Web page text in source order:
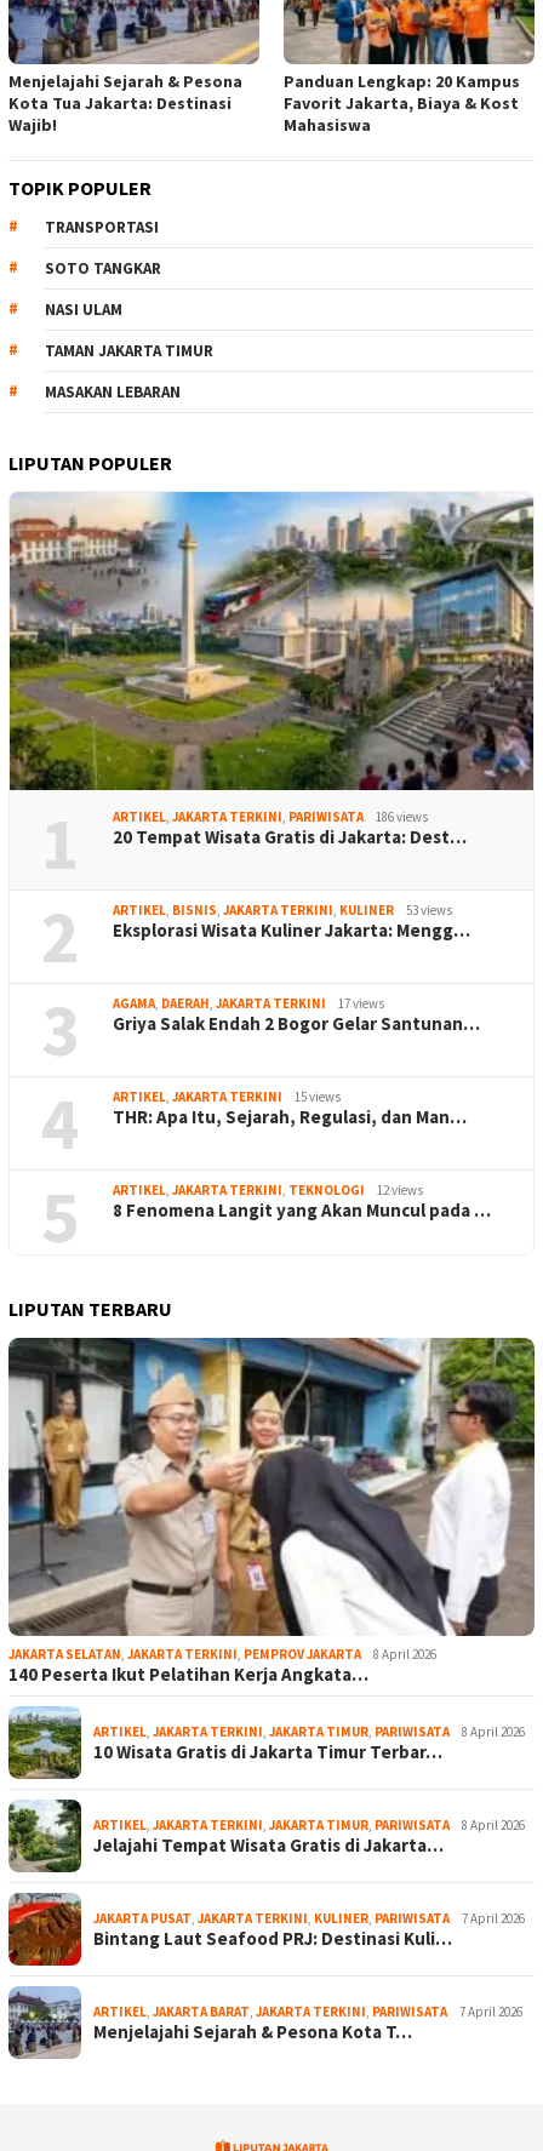
Menjelajahi Sejarah & Pesona
Kota Tua Jakarta: Destinasi
Wajib!
Panduan Lengkap: 20 Kampus
Favorit Jakarta, Biaya & Kost
Mahasiswa
TOPIK POPULER
TRANSPORTASI
SOTO TANGKAR
NASI ULAM
TAMAN JAKARTA TIMUR
MASAKAN LEBARAN
LIPUTAN POPULER
1 ARTIKEL JAKARTA TERKINI PARIWISATA 186 views
20 Tempat Wisata Gratis di Jakarta: Dest…
2 ARTIKEL BISNIS JAKARTA TERKINI KULINER 53 views
Eksplorasi Wisata Kuliner Jakarta: Mengg…
3 AGAMA DAERAH JAKARTA TERKINI 17 views
Griya Salak Endah 2 Bogor Gelar Santunan…
4 ARTIKEL JAKARTA TERKINI 15 views
THR: Apa Itu, Sejarah, Regulasi, dan Man…
5 ARTIKEL JAKARTA TERKINI TEKNOLOGI 12 views
8 Fenomena Langit yang Akan Muncul pada …
LIPUTAN TERBARU
JAKARTA SELATAN JAKARTA TERKINI PEMPROV JAKARTA 8 April 2026
140 Peserta Ikut Pelatihan Kerja Angkata…
ARTIKEL JAKARTA TERKINI JAKARTA TIMUR PARIWISATA 8 April 2026
10 Wisata Gratis di Jakarta Timur Terbar…
ARTIKEL JAKARTA TERKINI JAKARTA TIMUR PARIWISATA 8 April 2026
Jelajahi Tempat Wisata Gratis di Jakarta…
JAKARTA PUSAT JAKARTA TERKINI KULINER PARIWISATA 7 April 2026
Bintang Laut Seafood PRJ: Destinasi Kuli…
ARTIKEL JAKARTA BARAT JAKARTA TERKINI PARIWISATA 7 April 2026
Menjelajahi Sejarah & Pesona Kota T…